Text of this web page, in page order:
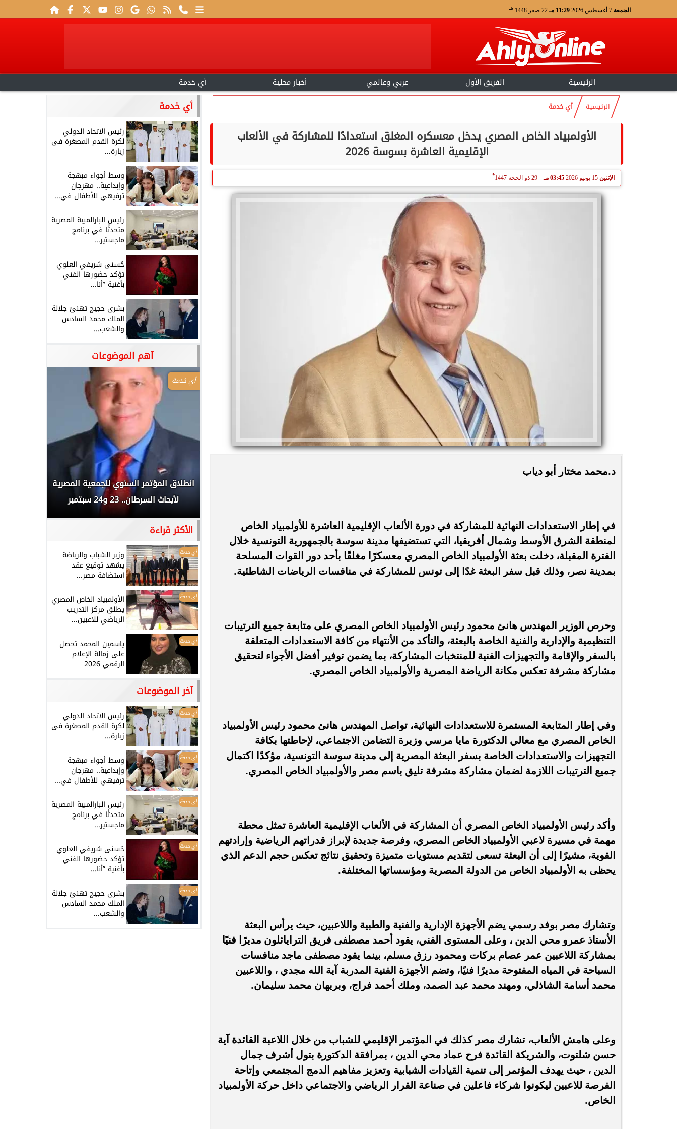
الجمعة 11:29 مـ 22 صفر 1448 هـ
الرئيسية الفريق الأول عربي وعالمي أخبار محلية أي خدمة
الرئيسية أي خدمة
الأولمبياد الخاص المصري يدخل معسكره المغلق استعدادًا للمشاركة في الألعاب
الإقليمية العاشرة بسوسة 2026
الإثنين 15 يونيو 2026 03:45 مـ 29 ذو الحجة 1447
هـ
د.محمد مختار أبو دياب
في إطار الاستعدادات النهائية للمشاركة في دورة الألعاب الإقليمية العاشرة للأولمبياد الخاص
لمنطقة الشرق الأوسط وشمال أفريقيا، التي تستضيفها مدينة سوسة بالجمهورية التونسية خلال
الفترة المقبلة، دخلت بعثة الأولمبياد الخاص المصري معسكرًا مغلقًا بأحد دور القوات المسلحة
بمدينة نصر، وذلك قبل سفر البعثة غدًا إلى تونس للمشاركة في منافسات الرياضات الشاطئية.
وحرص الوزير المهندس هانئ محمود رئيس الأولمبياد الخاص المصري على متابعة جميع الترتيبات
التنظيمية والإدارية والفنية الخاصة بالبعثة، والتأكد من الأنتهاء من كافة الاستعدادات المتعلقة
بالسفر والإقامة والتجهيزات الفنية للمنتخبات المشاركة، بما يضمن توفير أفضل الأجواء لتحقيق
مشاركة مشرفة تعكس مكانة الرياضة المصرية والأولمبياد الخاص المصري.
وفي إطار المتابعة المستمرة للاستعدادات النهائية، تواصل المهندس هانئ محمود رئيس الأولمبياد
الخاص المصري مع معالي الدكتورة مايا مرسي وزيرة التضامن الاجتماعي، لإحاطتها بكافة
التجهيزات والاستعدادات الخاصة بسفر البعثة المصرية إلى مدينة سوسة التونسية، مؤكدًا اكتمال
جميع الترتيبات اللازمة لضمان مشاركة مشرفة تليق باسم مصر والأولمبياد الخاص المصري.
وأكد رئيس الأولمبياد الخاص المصري أن المشاركة في الألعاب الإقليمية العاشرة تمثل محطة
مهمة في مسيرة لاعبي الأولمبياد الخاص المصري، وفرصة جديدة لإبراز قدراتهم الرياضية وإرادتهم
القوية، مشيرًا إلى أن البعثة تسعى لتقديم مستويات متميزة وتحقيق نتائج تعكس حجم الدعم الذي
يحظى به الأولمبياد الخاص من الدولة المصرية ومؤسساتها المختلفة.
وتشارك مصر بوفد رسمي يضم الأجهزة الإدارية والفنية والطبية واللاعبين، حيث يرأس البعثة
الأستاذ عمرو محي الدين ، وعلى المستوى الفني، يقود أحمد مصطفى فريق التراياثلون مديرًا فنيًا
بمشاركة اللاعبين عمر عصام بركات ومحمود رزق مسلم، بينما يقود مصطفى ماجد منافسات
السباحة في المياه المفتوحة مديرًا فنيًا، وتضم الأجهزة الفنية المدربة آية الله مجدي ، واللاعبين
محمد أسامة الشاذلي، ومهند محمد عبد الصمد، وملك أحمد فراج، وبريهان محمد سليمان.
وعلى هامش الألعاب، تشارك مصر كذلك في المؤتمر الإقليمي للشباب من خلال اللاعبة القائدة آية
حسن شلتوت، والشريكة القائدة فرح عماد محي الدين ، بمرافقة الدكتورة بتول أشرف جمال
الدين ، حيث يهدف المؤتمر إلى تنمية القيادات الشبابية وتعزيز مفاهيم الدمج المجتمعي وإتاحة
الفرصة للاعبين ليكونوا شركاء فاعلين في صناعة القرار الرياضي والاجتماعي داخل حركة الأولمبياد
الخاص.
أي خدمة
رئيس الاتحاد الدولي
لكرة القدم المصغرة فى
زيارة...
وسط أجواء مبهجة
وإبداعية.. مهرجان
ترفيهي للأطفال في...
رئيس البارالمبية المصرية
متحدثًا في برنامج
ماجستير...
حُسنى شريفي العلوي
تؤكد حضورها الفني
بأغنية ”أنا...
بشرى حجيج تهنئ جلالة
الملك محمد السادس
والشعب...
آهم الموضوعات
أي خدمة
انطلاق المؤتمر السنوي للجمعية المصرية
لأبحاث السرطان.. 23 و24 سبتمبر
الأكثر قراءة
أي خدمة وزير الشباب والرياضة
يشهد توقيع عقد
استضافة مصر...
أي خدمة الأولمبياد الخاص المصري
يطلق مركز التدريب
الرياضي للاعبين...
أي خدمة ياسمين المحمد تحصل
على زمالة الإعلام
الرقمي 2026
آخر الموضوعات
أي خدمة رئيس الاتحاد الدولي
لكرة القدم المصغرة فى
زيارة...
أي خدمة وسط أجواء مبهجة
وإبداعية.. مهرجان
ترفيهي للأطفال في...
أي خدمة رئيس البارالمبية المصرية
متحدثًا في برنامج
ماجستير...
أي خدمة حُسنى شريفي العلوي
تؤكد حضورها الفني
بأغنية ”أنا...
أي خدمة بشرى حجيج تهنئ جلالة
الملك محمد السادس
والشعب...